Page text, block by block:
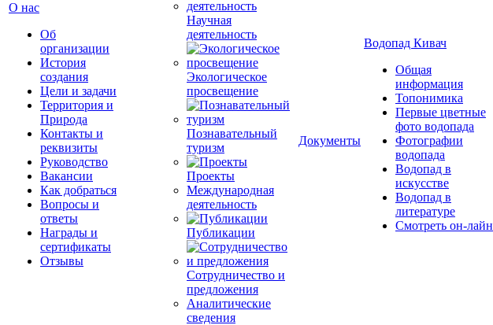
О нас
Об
организации
История
создания
Цели и задачи
Территория и
Природа
Контакты и
реквизиты
Руководство
Вакансии
Как добраться
Вопросы и
ответы
Награды и
сертификаты
Отзывы
Научная
деятельность
Экологическое
просвещение
Познавательный
туризм
Проекты
Международная
деятельность
Публикации
Сотрудничество и
предложения
Аналитические
сведения
Документы
Водопад Кивач
Общая
информация
Топонимика
Первые цветные
фото водопада
Фотографии
водопада
Водопад в
искусстве
Водопад в
литературе
Смотреть он-лайн